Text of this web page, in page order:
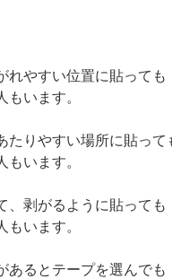
れやすい位置に貼っても
います。
たりやすい場所に貼って
います。
、剥がるように貼っても
います。
あるとテープを選んでも